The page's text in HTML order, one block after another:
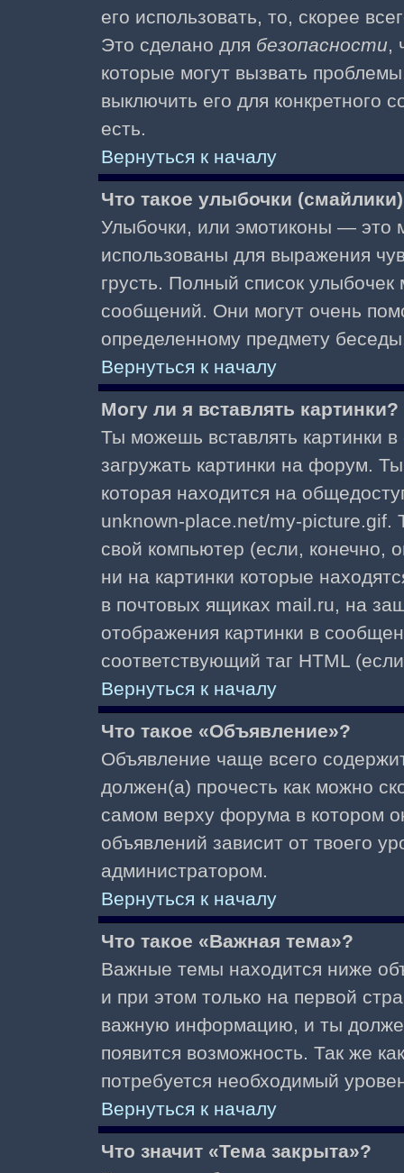
его использовать, то, скорее
Это сделано для безопасности,
которые могут вызвать
выключить его для конкретного
есть.
Вернуться к началу
Что такое улыбочки
Улыбочки, или эмотиконы — это
использованы для выражения
грусть. Полный список
сообщений. Они могут очень
определенному предмету
Вернуться к началу
Могу ли я вставлять картинки?
Ты можешь вставлять картинки
загружать картинки на форум.
которая находится на
unknown-place.net/my-picture.gif.
свой компьютер (если, конечно,
ни на картинки которые
в почтовых ящиках mail.ru, на
отображения картинки в
соответствующий таг HTML
Вернуться к началу
Что такое «Объявление»?
Объявление чаще всего
должен(а) прочесть как можно
самом верху форума в котором
объявлений зависит от твоего
администратором.
Вернуться к началу
Что такое «Важная тема»?
Важные темы находится ниже
и при этом только на первой
важную информацию, и ты
появится возможность. Так же
потребуется необходимый
Вернуться к началу
Что значит «Тема закрыта»?